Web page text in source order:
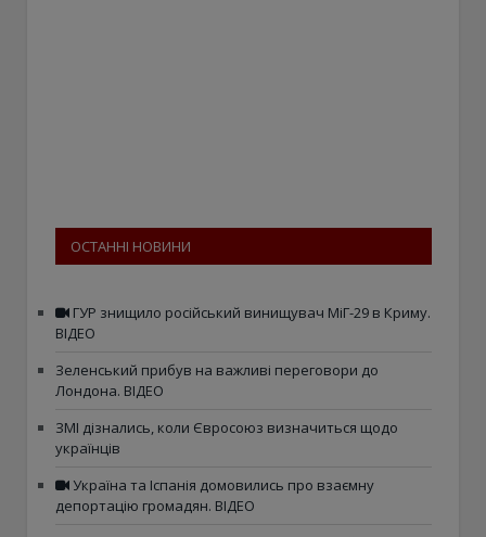
ОСТАННІ НОВИНИ
ГУР знищило російський винищувач МіГ-29 в Криму.
ВІДЕО
Зеленський прибув на важливі переговори до
Лондона. ВІДЕО
ЗМІ дізнались, коли Євросоюз визначиться щодо
українців
Україна та Іспанія домовились про взаємну
депортацію громадян. ВІДЕО